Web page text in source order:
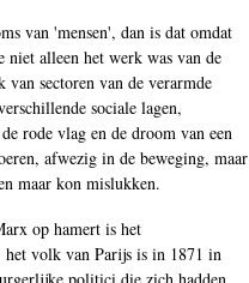
van 'mensen', dan is dat omdat
niet alleen het werk was van de
sectoren van de verarmde
sociale lagen,
rode vlag en de droom van een
afwezig in de beweging, maar
maar kon mislukken.
op hamert is het
volk van Parijs is in 1871 in